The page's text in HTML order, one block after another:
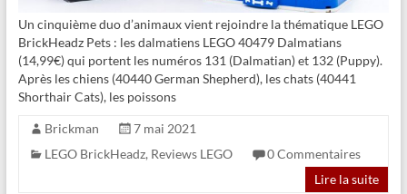
Un cinquième duo d’animaux vient rejoindre la thématique LEGO
BrickHeadz Pets : les dalmatiens LEGO 40479 Dalmatians
(14,99€) qui portent les numéros 131 (Dalmatian) et 132 (Puppy).
Après les chiens (40440 German Shepherd), les chats (40441
Shorthair Cats), les poissons
Brickman
7 mai 2021
LEGO BrickHeadz, Reviews LEGO
0 Commentaires
Lire la suite